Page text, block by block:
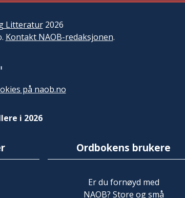
Litteratur2026
Kontakt NAOB-redaksjonen.
på naob.no
i 2026
Ordbokens brukere
Er du fornøyd med
NAOB? Store og små